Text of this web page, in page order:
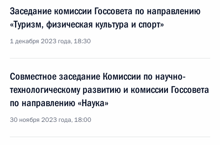
Заседание комиссии Госсовета по направлению
«Туризм, физическая культура и спорт»
1 декабря 2023 года, 18:30
Совместное заседание Комиссии по научно-
технологическому развитию и комиссии Госсовета
по направлению «Наука»
30 ноября 2023 года, 18:00